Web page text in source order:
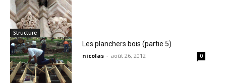
Structure
Les planchers bois (partie 5)
nicolas - août 26, 2012 0